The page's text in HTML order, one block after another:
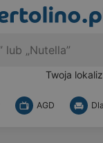
Twoja
AGD